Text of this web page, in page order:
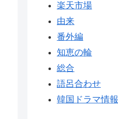
楽天市場
由来
番外編
知恵の輪
総合
語呂合わせ
韓国ドラマ情報